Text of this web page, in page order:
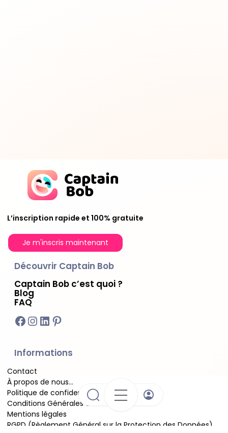
L’inscription rapide et 100% gratuite
Je m'inscris maintenant
Découvrir Captain Bob
Captain Bob c’est quoi ?
Blog
FAQ
Facebook InstagramLinkedIn Pinterest
Informations
Contact
À propos de nous…
Politique de confidentialité
Conditions Générales d’Utilisation
Mentions légales
RGPD (Règlement Général sur la Protection des Données)